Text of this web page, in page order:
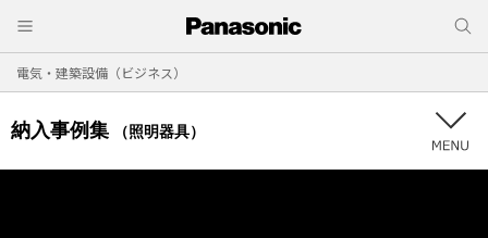
電気・建築設備（ビジネス）
納入事例集 （照明器具）